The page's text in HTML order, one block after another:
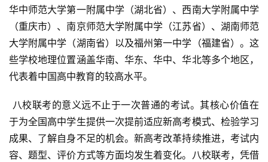
华中师范大学第一附属中学（湖北省）、西南大学附属中学
（重庆市）、南京师范大学附属中学（江苏省）、湖南师范
大学附属中学（湖南省）以及福州第一中学（福建省）。这
些学校地理位置涵盖华南、华东、华中、华北等多个地区，
代表着中国高中教育的较高水平。
于为全国高中学生提供一次提前适应新高考模式、检验学习
成果、了解自身不足的机会。新高考改革持续推进，考试内
容、题型、评价方式等方面均发生着变化。八校联考，凭借